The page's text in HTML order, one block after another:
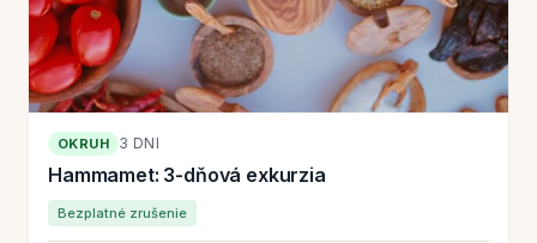
OKRUH 3 DNI
Hammamet: 3-dňová exkurzia
Bezplatné zrušenie